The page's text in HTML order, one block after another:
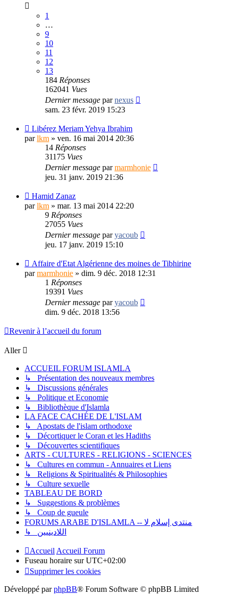
1
…
9
10
11
12
13
184 Réponses
162041 Vues
Dernier message parnexus
sam. 23 févr. 2019 15:23
Libérez Meriam Yehya Ibrahim
parlkm » ven. 16 mai 2014 20:36
14 Réponses
31175 Vues
Dernier message parmarmhonie
jeu. 31 janv. 2019 21:36
Hamid Zanaz
parlkm » mar. 13 mai 2014 22:20
9 Réponses
27055 Vues
Dernier message paryacoub
jeu. 17 janv. 2019 15:10
Affaire d'Etat Algérienne des moines de Tibhirine
parmarmhonie » dim. 9 déc. 2018 12:31
1 Réponses
19391 Vues
Dernier message paryacoub
dim. 9 déc. 2018 13:56
Revenir à l’accueil du forum
Aller
ACCUEIL FORUM ISLAMLA
↳ Présentation des nouveaux membres
↳ Discussions générales
↳ Politique et Economie
↳ Bibliothèque d'Islamla
LA FACE CACHÉE DE L'ISLAM
↳ Apostats de l'islam orthodoxe
↳ Décortiquer le Coran et les Hadiths
↳ Découvertes scientifiques
ARTS - CULTURES - RELIGIONS - SCIENCES
↳ Cultures en commun - Annuaires et Liens
↳ Religions & Spiritualités & Philosophies
↳ Culture sexuelle
TABLEAU DE BORD
↳ Suggestions & problèmes
↳ Coup de gueule
FORUMS ARABE D'ISLAMLA -- منتدى إسلام لا
↳ اللادينيين
Accueil Accueil Forum
Fuseau horaire surUTC+02:00
Supprimer les cookies
Développé parphpBB® Forum Software © phpBB Limited